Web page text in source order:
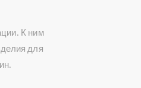
К ним
для